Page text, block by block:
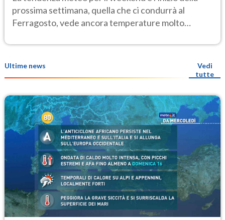
prossima settimana, quella che ci condurrà al
Ferragosto, vede ancora temperature molto
Ultime news
Vedi
tutte